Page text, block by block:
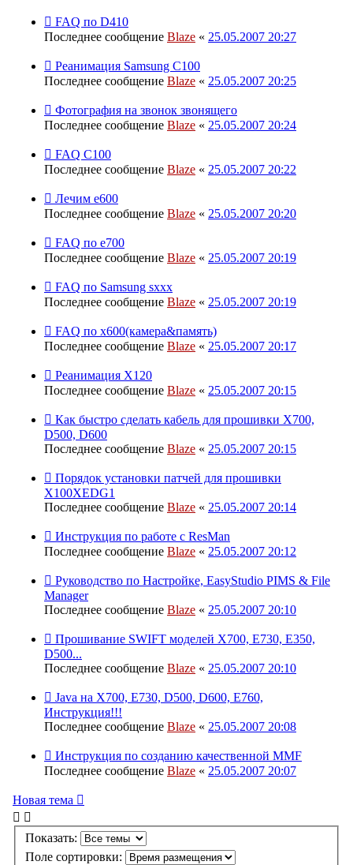
FAQ по D410
Последнее сообщение Blaze « 25.05.2007 20:27
Реанимация Samsung C100
Последнее сообщение Blaze « 25.05.2007 20:25
Фотография на звонок звонящего
Последнее сообщение Blaze « 25.05.2007 20:24
FAQ С100
Последнее сообщение Blaze « 25.05.2007 20:22
Лечим е600
Последнее сообщение Blaze « 25.05.2007 20:20
FAQ по е700
Последнее сообщение Blaze « 25.05.2007 20:19
FAQ по Samsung sxxx
Последнее сообщение Blaze « 25.05.2007 20:19
FAQ по х600(камера&память)
Последнее сообщение Blaze « 25.05.2007 20:17
Реанимация X120
Последнее сообщение Blaze « 25.05.2007 20:15
Как быстро сделать кабель для прошивки Х700,
D500, D600
Последнее сообщение Blaze « 25.05.2007 20:15
Порядок установки патчей для прошивки
X100XEDG1
Последнее сообщение Blaze « 25.05.2007 20:14
Инструкция по работе с ResMan
Последнее сообщение Blaze « 25.05.2007 20:12
Руководство по Настройке, EasyStudio PIMS & File
Manager
Последнее сообщение Blaze « 25.05.2007 20:10
Прошивание SWIFT моделей Х700, Е730, Е350,
D500...
Последнее сообщение Blaze « 25.05.2007 20:10
Java на X700, E730, D500, D600, E760,
Инструкция!!!
Последнее сообщение Blaze « 25.05.2007 20:08
Инструкция по созданию качественной MMF
Последнее сообщение Blaze « 25.05.2007 20:07
Новая тема
Показать:
Поле сортировки: